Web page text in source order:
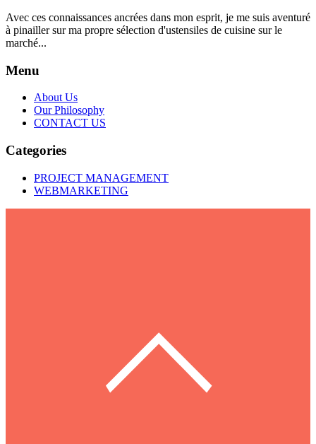
Avec ces connaissances ancrées dans mon esprit, je me suis aventuré
à pinailler sur ma propre sélection d'ustensiles de cuisine sur le
marché...
Menu
About Us
Our Philosophy
CONTACT US
Categories
PROJECT MANAGEMENT
WEBMARKETING